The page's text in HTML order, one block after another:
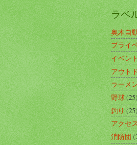
ラベ
奥木自
プライ
イベン
アウト
ラーメ
野球
釣り
アクセ
消防団